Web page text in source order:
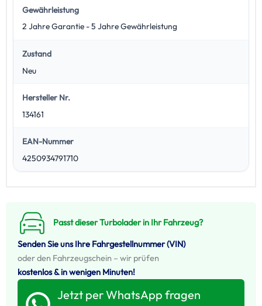
Gewährleistung
2 Jahre Garantie - 5 Jahre Gewährleistung
Zustand
Neu
Hersteller Nr.
134161
EAN-Nummer
4250934791710
Passt dieser Turbolader in Ihr Fahrzeug?
Senden Sie uns Ihre Fahrgestellnummer (VIN)
oder den Fahrzeugschein – wir prüfen
kostenlos & in wenigen Minuten!
Jetzt per WhatsApp fragen